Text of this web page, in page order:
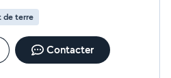
de terre
Contacter